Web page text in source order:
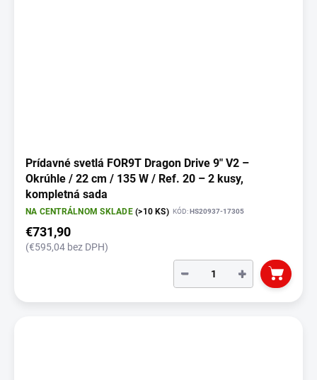
Prídavné svetlá FOR9T Dragon Drive 9" V2 –
Okrúhle / 22 cm / 135 W / Ref. 20 – 2 kusy,
kompletná sada
NA CENTRÁLNOM SKLADE(>10 KS) KÓD:HS20937-17305
€731,90
(€595,04 bez DPH)
+
−